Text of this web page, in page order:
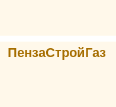
ПензаСтройГаз